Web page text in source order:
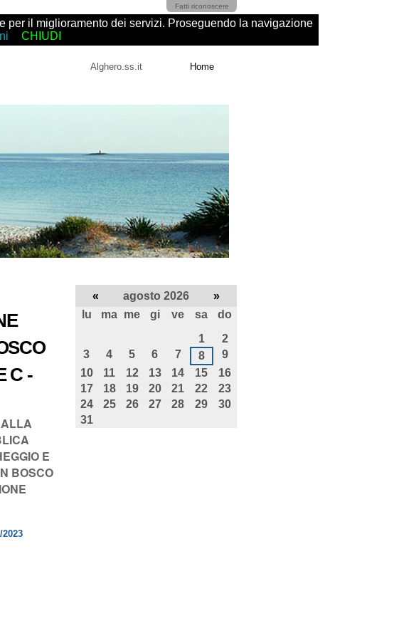
Fatti riconoscere
Alghero.ss.it Home
C -
E
BOSCO
2023
« agosto 2026 »
lu ma me gi ve sa
do
1
2
3
4 5 6 7 8
9
10
11 12 13 14 15
16
17
18 19 20 21 22
23
24
25 26 27 28 29
30
31
per il miglioramento dei servizi. Proseguendo la navigazione
CHIUDI